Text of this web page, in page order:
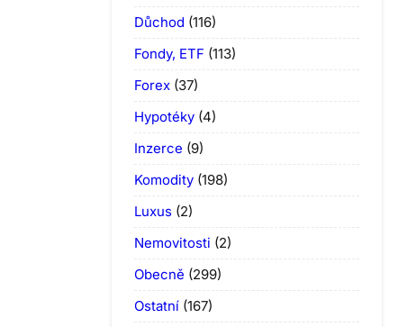
Důchod (116)
Fondy, ETF (113)
Forex (37)
Hypotéky (4)
Inzerce (9)
Komodity (198)
Luxus (2)
Nemovitosti (2)
Obecně (299)
Ostatní (167)